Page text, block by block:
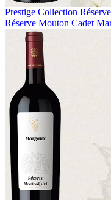
Prestige Collection
Réserve Mouton Cadet